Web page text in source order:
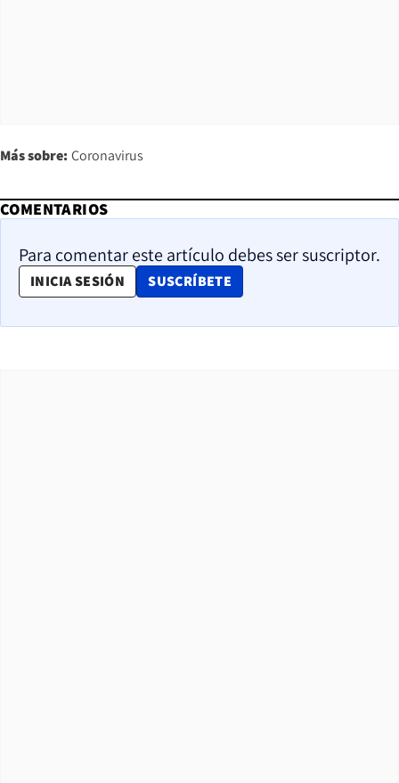
Más sobre: Coronavirus
COMENTARIOS
Para comentar este artículo debes ser suscriptor.
INICIA SESIÓN SUSCRÍBETE
OPENS IN NEW WINDOW